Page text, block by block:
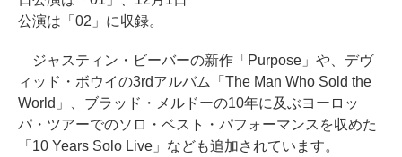
公演は「02」に収録。
ジャスティン・ビーバーの新作「Purpose」や、デヴ
ィッド・ボウイの3rdアルバム「The Man Who Sold the
World」、ブラッド・メルドーの10年に及ぶヨーロッ
パ・ツアーでのソロ・ベスト・パフォーマンスを収めた
「10 Years Solo Live」なども追加されています。